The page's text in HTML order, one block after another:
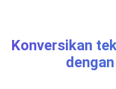
Konversikan